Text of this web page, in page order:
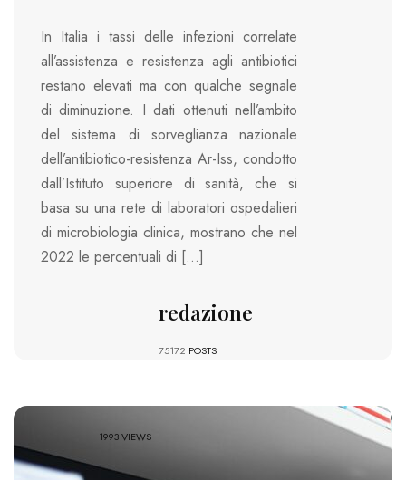
In Italia i tassi delle infezioni correlate
all’assistenza e resistenza agli antibiotici
restano elevati ma con qualche segnale
di diminuzione. I dati ottenuti nell’ambito
del sistema di sorveglianza nazionale
dell’antibiotico-resistenza Ar-Iss, condotto
dall’Istituto superiore di sanità, che si
basa su una rete di laboratori ospedalieri
di microbiologia clinica, mostrano che nel
2022 le percentuali di […]
redazione
75172 POSTS
1993 VIEWS